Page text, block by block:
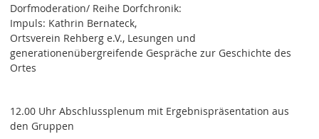
Dorfmoderation/ Reihe Dorfchronik:
Impuls: Kathrin Bernateck,
Ortsverein Rehberg e.V., Lesungen und
generationenübergreifende Gespräche zur Geschichte des
Ortes
12.00 Uhr Abschlussplenum mit Ergebnispräsentation aus
den Gruppen